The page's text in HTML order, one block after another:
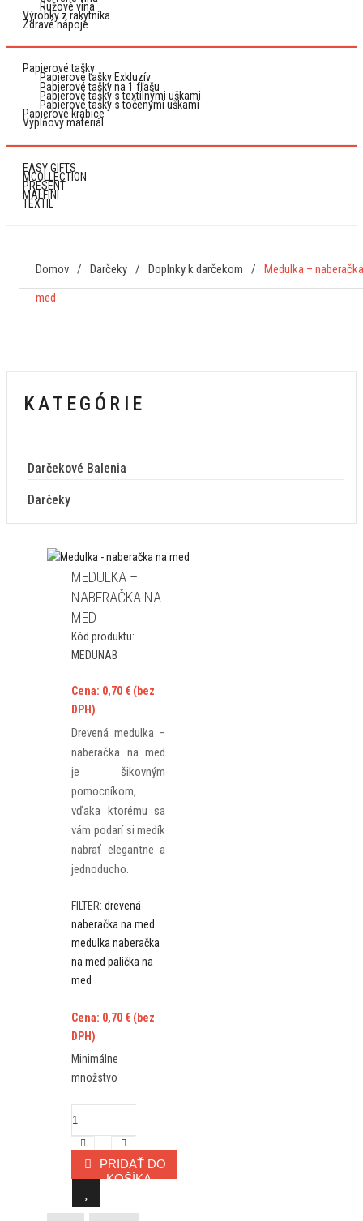
Ružové vína
Výrobky z rakytníka
Zdravé nápoje
Papierové tašky
Papierové tašky Exkluzív
Papierové tašky na 1 fľašu
Papierové tašky s textilnými uškami
Papierové tašky s točenými uškami
Papierové krabice
Výplňový materiál
EASY GIFTS
MCOLLECTION
PRESENT
MALFINI
TEXTIL
Domov / Darčeky / Doplnky k darčekom /
Medulka –
med
KATEGÓRIE
Darčekové Balenia
Darčeky
MEDULKA –
NABERAČKA NA
MED
Kód produktu:
MEDUNAB
Cena: 0,70 € (bez
DPH)
Drevená medulka –
naberačka na med
je šikovným
pomocníkom,
vďaka ktorému sa
vám podarí si medík
nabrať elegantne a
jednoducho.
FILTER: drevená
naberačka na med
medulkanaberačka
na med palička na
med
Cena: 0,70 € (bez
DPH)
Minimálne
množstvo
PRIDAŤ DO
KOŠÍKA